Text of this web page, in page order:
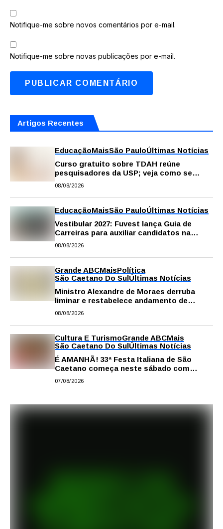
Notifique-me sobre novos comentários por e-mail.
Notifique-me sobre novas publicações por e-mail.
Artigos Recentes
EducaçãoMaisSão PauloÚltimas Notícias
Curso gratuito sobre TDAH reúne
pesquisadores da USP; veja como se
inscrever
08/08/2026
EducaçãoMaisSão PauloÚltimas Notícias
Vestibular 2027: Fuvest lança Guia de
Carreiras para auxiliar candidatos na
escolha da profissão
08/08/2026
Grande ABCMaisPolítica
São Caetano Do SulÚltimas Notícias
Ministro Alexandre de Moraes derruba
liminar e restabelece andamento de
comissão processante contra vereador
08/08/2026
Cultura E TurismoGrande ABCMais
São Caetano Do SulÚltimas Notícias
É AMANHÃ! 33ª Festa Italiana de São
Caetano começa neste sábado com
gastronomia, música e solidariedade
07/08/2026